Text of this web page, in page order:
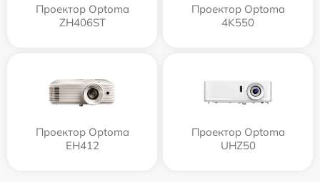
Проектор Optoma
ZH406ST
Проектор Optoma
4K550
Проектор Optoma
EH412
Проектор Optoma
UHZ50